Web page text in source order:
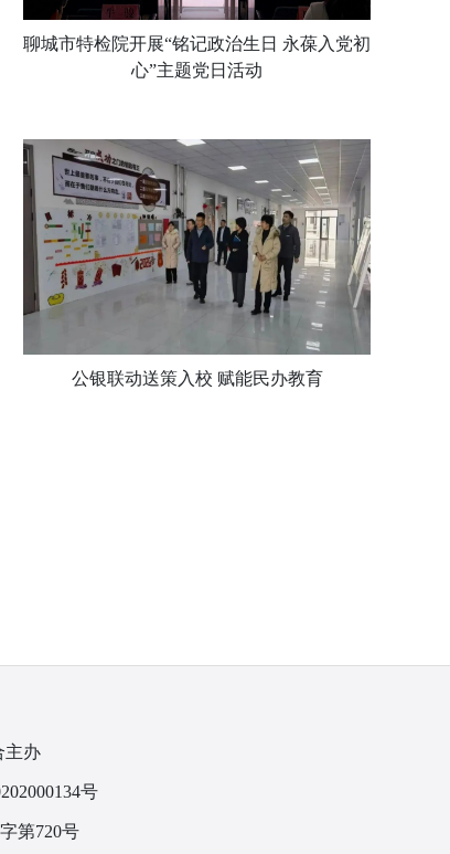
聊城市特检院开展“铭记政治生日 永葆入党初
心”主题党日活动
公银联动送策入校 赋能民办教育
主办
号
第720号